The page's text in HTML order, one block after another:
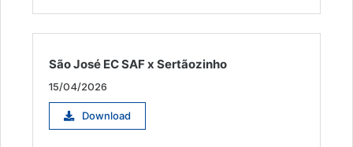
São José EC SAF x Sertãozinho
15/04/2026
Download